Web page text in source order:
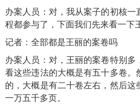
办案人员：对，我从案子的初核一
程都参与了，下面我们先来看一下
记者：全部都是王丽的案卷吗
办案人员：对，王丽的案卷特别
看这些违法的大概是有五十多卷
的，大概是有二十卷左右，然后这
一万五千多页。